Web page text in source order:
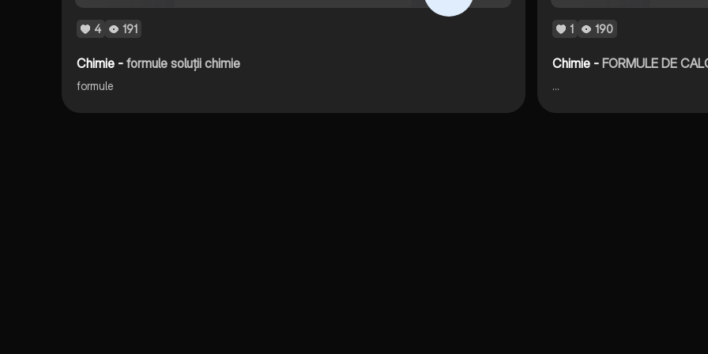
4 191
Chimie -formule soluții chimie
formule
1 190
Chimie - FORMULE DE
…